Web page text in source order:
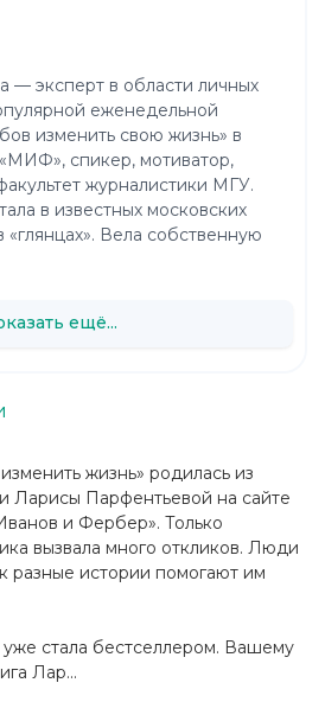
жизнь» родилась из
Ларисы Парфентьевой на сайте
и Фербер». Только
вызвала много откликов. Люди
разные истории помогают им
уже стала бестселлером. Вашему
Лар...
— эксперт в области личных
еженедельной
изменить свою жизнь» в
«МИФ», спикер, мотиватор,
журналистики МГУ.
в известных московских
Вела собственную
ещё...